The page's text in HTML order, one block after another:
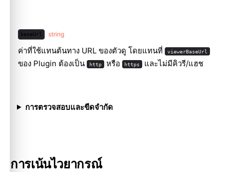
baseUrl string
ค่าที่ใช้แทนต้นทาง URL ของตัวดู โดยแทนที่ viewerBaseUrl
ของ Plugin ต้องเป็น http หรือ https และไม่มีคิวรี/แฮช
การตรวจสอบและขีดจำกัด
การเน้นไวยากรณ์